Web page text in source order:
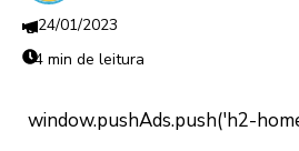
24/01/2023
4 min de leitura